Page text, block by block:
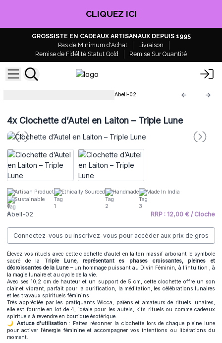
CLIQUEZ ICI
GROSSISTE EN CADEAUX ARTISANAUX DEPUIS 1995
Pas de Minimum d'Achat
Livraison
Remise de Fidélité Statut Gold
Remise Sur Quantité
Abell-02
4xClochette d’Autel en Laiton – Triple Lune
Artisan Product Ethically Sourced Handmade
Made In India
Sustainable
Abell-02 RRP : 12,00 € / Cloche
Connectez-vous ou inscrivez-vous pour accéder aux prix de gros
Élevez vos rituels avec cette clochette d’autel en laiton massif arborant le symbole
sacré de la Triple Lune, représentant es phases croissantes, pleines et
décroissantes de la Lune –un hommage puissant au Divin Féminin, à l’intuition , à
la magie lunaire et au cycle de la vie.
Avec ses 10,2 cm de hauteur et un support de 5 cm, cette clochette offre un son
clair et vibrant, parfait pour la purification, la méditation, les célébrations lunaires
et les travaux spirituels féminins.
Très appréciée par les pratiquants Wicca, païens et amateurs de rituels lunaires,
elle est fournie en lot de 4, idéale pour les autels, kits rituels ou comme cadeaux
spirituels à revendre en boutique ésotérique.
🌙 Astuce d’utilisation: Faites résonner la clochette lors de chaque pleine lune
pour activer l’énergie féminine et accompagner vos intentions ou libérations du
moment.